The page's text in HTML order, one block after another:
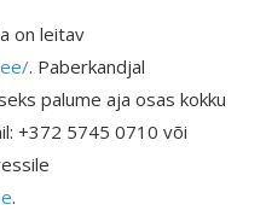
on leitav
. Paberkandjal
palume aja osas kokku
+372 5745 0710 või
.